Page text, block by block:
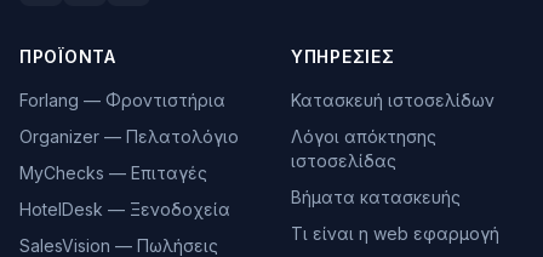
ΠΡΟΪΌΝΤΑ
Forlang — Φροντιστήρια
Organizer — Πελατολόγιο
MyChecks — Επιταγές
HotelDesk — Ξενοδοχεία
SalesVision — Πωλήσεις
ΥΠΗΡΕΣΊΕΣ
Κατασκευή ιστοσελίδων
Λόγοι απόκτησης
ιστοσελίδας
Βήματα κατασκευής
Τι είναι η web εφαρμογή